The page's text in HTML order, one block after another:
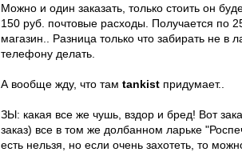
Можно и один заказать, только стоить он
150 руб. почтовые расходы. Получается по
магазин.. Разница только что забирать не
телефону делать.
А вообще жду, что там tankist придумает..
ЗЫ: какая все же чушь, вздор и бред! Вот
заказ) все в том же долбанном ларьке
есть нельзя, но если очень захотеть, то